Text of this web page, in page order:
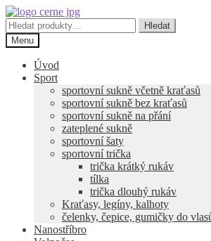
Přeskočit
na
navigaci
Přejít
k
obsahu
webu
Hledat:
Hledat
Menu
Úvod
Sport
sportovní sukně včetně kraťasů
sportovní sukně bez kraťasů
sportovní sukně na přání
zateplené sukně
sportovní šaty
sportovní trička
trička krátký rukáv
tílka
trička dlouhý rukáv
Kraťasy, legíny, kalhoty
čelenky, čepice, gumičky do
Nanostříbro